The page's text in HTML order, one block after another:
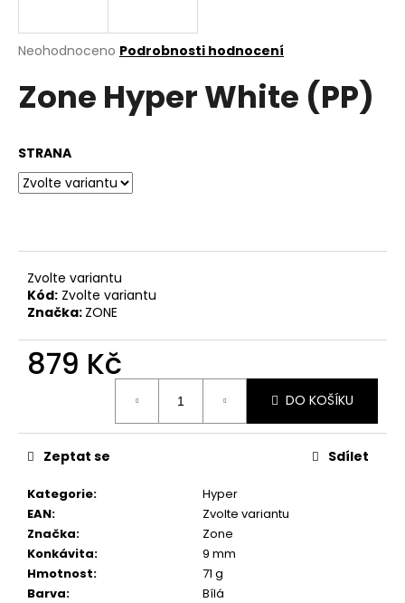
Průměrné
produktu
je
5
hvězdiček.
Neohodnoceno Podrobnosti hodnocení
Zone Hyper White (PP)
STRANA
Zvolte variantu
Kód: Zvolte variantu
Značka: ZONE
879 Kč
DO KOŠÍKU
Kategorie:
Hyper
EAN:
Zvolte variantu
Značka:
Zone
Konkávita:
9 mm
Hmotnost:
71 g
Barva:
Bílá
Zeptat se Sdílet
j
t
?
D
o
o
u
e
m
e